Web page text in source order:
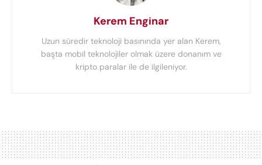
Kerem Enginar
Uzun süredir teknoloji basınında yer alan Kerem,
başta mobil teknolojiler olmak üzere donanım ve
kripto paralar ile de ilgileniyor.